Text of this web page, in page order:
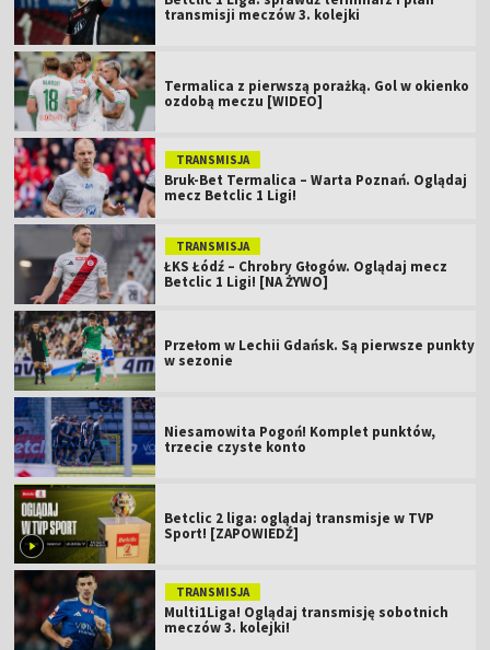
transmisji meczów 3. kolejki
Termalica z pierwszą porażką. Gol w okienko
ozdobą meczu [WIDEO]
TRANSMISJA
Bruk-Bet Termalica – Warta Poznań. Oglądaj
mecz Betclic 1 Ligi!
TRANSMISJA
ŁKS Łódź – Chrobry Głogów. Oglądaj mecz
Betclic 1 Ligi! [NA ŻYWO]
Przełom w Lechii Gdańsk. Są pierwsze punkty
w sezonie
Niesamowita Pogoń! Komplet punktów,
trzecie czyste konto
Betclic 2 liga: oglądaj transmisje w TVP
Sport! [ZAPOWIEDŹ]
TRANSMISJA
Multi1Liga! Oglądaj transmisję sobotnich
meczów 3. kolejki!